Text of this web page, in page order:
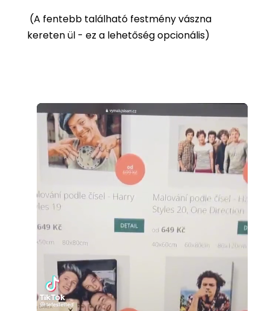
(A fentebb található festmény vászna
kereten ül - ez a lehetőség opcionális)